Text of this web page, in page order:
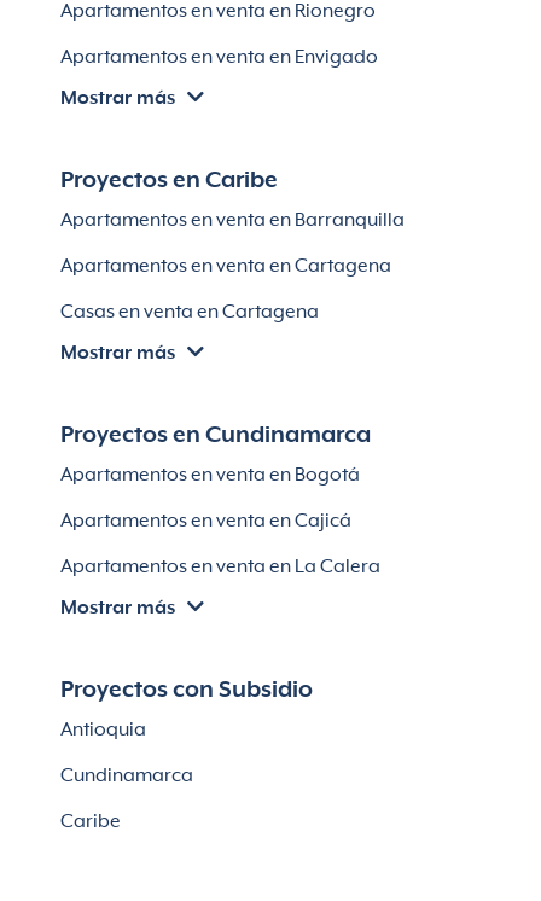
Apartamentos en venta en Rionegro
Apartamentos en venta en Envigado
Apartamentos en venta en Itagüí
Apartamentos en venta en Bello
Mostrar más
Proyectos en Caribe
Apartamentos en venta en Barranquilla
Apartamentos en venta en Cartagena
Casas en venta en Cartagena
Villas en Cartagena
Apartamentos en venta en Soledad
Mostrar más
Proyectos en Cundinamarca
Apartamentos en venta en Bogotá
Apartamentos en venta en Cajicá
Apartamentos en venta en La Calera
Apartamentos en venta en Chía
Casas en Cajicá
Mostrar más
Proyectos con Subsidio
Antioquia
Cundinamarca
Caribe